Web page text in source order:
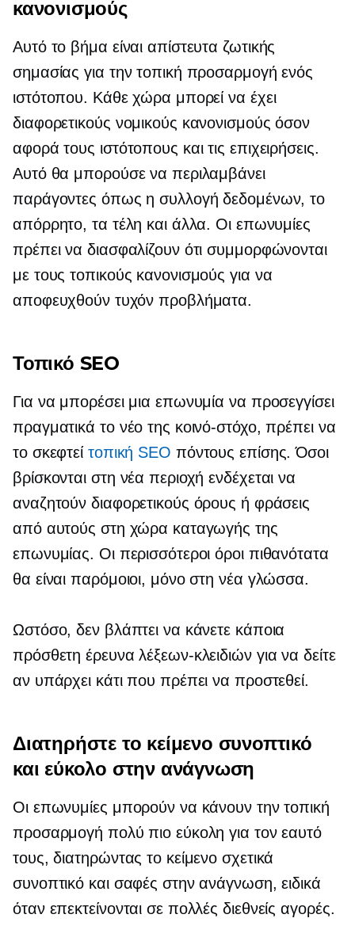
κανονισμούς
Αυτό το βήμα είναι απίστευτα ζωτικής
σημασίας για την τοπική προσαρμογή ενός
ιστότοπου. Κάθε χώρα μπορεί να έχει
διαφορετικούς νομικούς κανονισμούς όσον
αφορά τους ιστότοπους και τις επιχειρήσεις.
Αυτό θα μπορούσε να περιλαμβάνει
παράγοντες όπως η συλλογή δεδομένων, το
απόρρητο, τα τέλη και άλλα. Οι επωνυμίες
πρέπει να διασφαλίζουν ότι συμμορφώνονται
με τους τοπικούς κανονισμούς για να
αποφευχθούν τυχόν προβλήματα.
Τοπικό SEO
Για να μπορέσει μια επωνυμία να προσεγγίσει
πραγματικά το νέο της κοινό-στόχο, πρέπει να
το σκεφτεί τοπική SEO πόντους επίσης. Όσοι
βρίσκονται στη νέα περιοχή ενδέχεται να
αναζητούν διαφορετικούς όρους ή φράσεις
από αυτούς στη χώρα καταγωγής της
επωνυμίας. Οι περισσότεροι όροι πιθανότατα
θα είναι παρόμοιοι, μόνο στη νέα γλώσσα.
Ωστόσο, δεν βλάπτει να κάνετε κάποια
πρόσθετη έρευνα λέξεων-κλειδιών για να δείτε
αν υπάρχει κάτι που πρέπει να προστεθεί.
Διατηρήστε το κείμενο συνοπτικό
και εύκολο στην ανάγνωση
Οι επωνυμίες μπορούν να κάνουν την τοπική
προσαρμογή πολύ πιο εύκολη για τον εαυτό
τους, διατηρώντας το κείμενο σχετικά
συνοπτικό και σαφές στην ανάγνωση, ειδικά
όταν επεκτείνονται σε πολλές διεθνείς αγορές.